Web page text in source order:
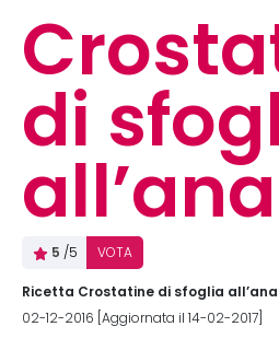
di
5 /5 VOTA
Ricetta Crostatine di sfoglia
02-12-2016 [Aggiornata il 14-02-2017]